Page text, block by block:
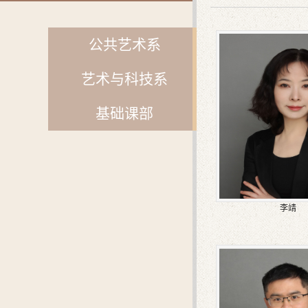
公共艺术系
艺术与科技系
基础课部
李靖